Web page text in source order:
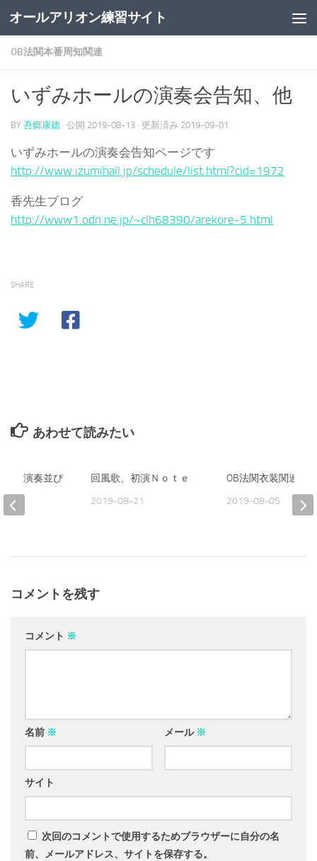
コンテンツの下
オールアリオン練習サイト
OB法関本番周知関連
いずみホールの演奏会告知、他
BY 吾郷康徳 · 公開 2019-08-13 · 更新済み 2019-09-01
いずみホールの演奏会告知ページです
http://www.izumihall.jp/schedule/list.html?cid=1972
香先生ブログ
http://www1.odn.ne.jp/~clh68390/arekore-5.html
SHARE
あわせて読みたい
回風歌、初演Ｎｏｔｅ
2019-08-21
OB法関衣装関連
2019-08-05
歌、演奏並び
コメントを残す
コメント ※
名前 ※ メール ※
サイト
次回のコメントで使用するためブラウザーに自分の名
前、メールアドレス、サイトを保存する。